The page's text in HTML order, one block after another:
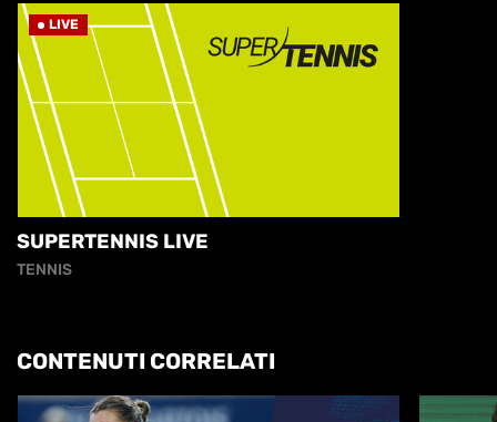
LIVE
SUPERTENNIS LIVE
TENNIS
CONTENUTI CORRELATI